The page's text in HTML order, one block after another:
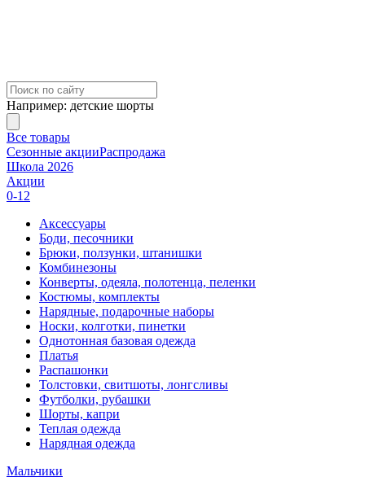
Например: детские шорты
Все товары
Сезонные акцииРаспродажа
Школа 2026
Акции
0-12
Аксессуары
Боди, песочники
Брюки, ползунки, штанишки
Комбинезоны
Конверты, одеяла, полотенца, пеленки
Костюмы, комплекты
Нарядные, подарочные наборы
Носки, колготки, пинетки
Однотонная базовая одежда
Платья
Распашонки
Толстовки, свитшоты, лонгсливы
Футболки, рубашки
Шорты, капри
Теплая одежда
Нарядная одежда
Мальчики